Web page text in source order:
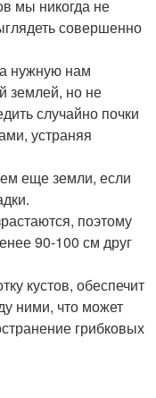
мы никогда не
совершенно
нужную нам
землей, но не
случайно почки
устраняя
еще земли, если
поэтому
90-100 см друг
кустов, обеспечит
ними, что может
грибковых